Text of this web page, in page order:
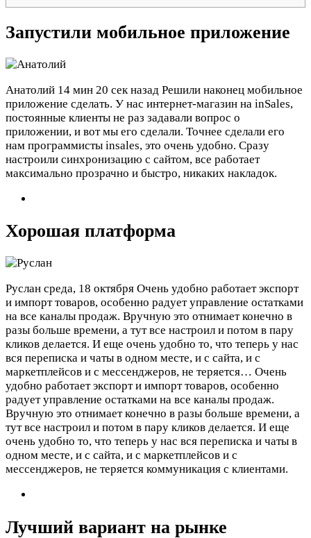
Запустили мобильное приложение
Анатолий 14 мин 20 сек назад Решили наконец мобильное
приложение сделать. У нас интернет-магазин на inSales,
постоянные клиенты не раз задавали вопрос о
приложении, и вот мы его сделали. Точнее сделали его
нам программисты insales, это очень удобно. Сразу
настроили синхронизацию с сайтом, все работает
максимально прозрачно и быстро, никаких накладок.
Хорошая платформа
Руслан среда, 18 октября Очень удобно работает экспорт
и импорт товаров, особенно радует управление остатками
на все каналы продаж. Вручную это отнимает конечно в
разы больше времени, а тут все настроил и потом в пару
кликов делается. И еще очень удобно то, что теперь у нас
вся переписка и чаты в одном месте, и с сайта, и с
маркетплейсов и с мессенджеров, не теряется… Очень
удобно работает экспорт и импорт товаров, особенно
радует управление остатками на все каналы продаж.
Вручную это отнимает конечно в разы больше времени, а
тут все настроил и потом в пару кликов делается. И еще
очень удобно то, что теперь у нас вся переписка и чаты в
одном месте, и с сайта, и с маркетплейсов и с
мессенджеров, не теряется коммуникация с клиентами.
Лучший вариант на рынке